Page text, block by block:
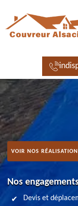
VOIR NOS
Nos
Devis et